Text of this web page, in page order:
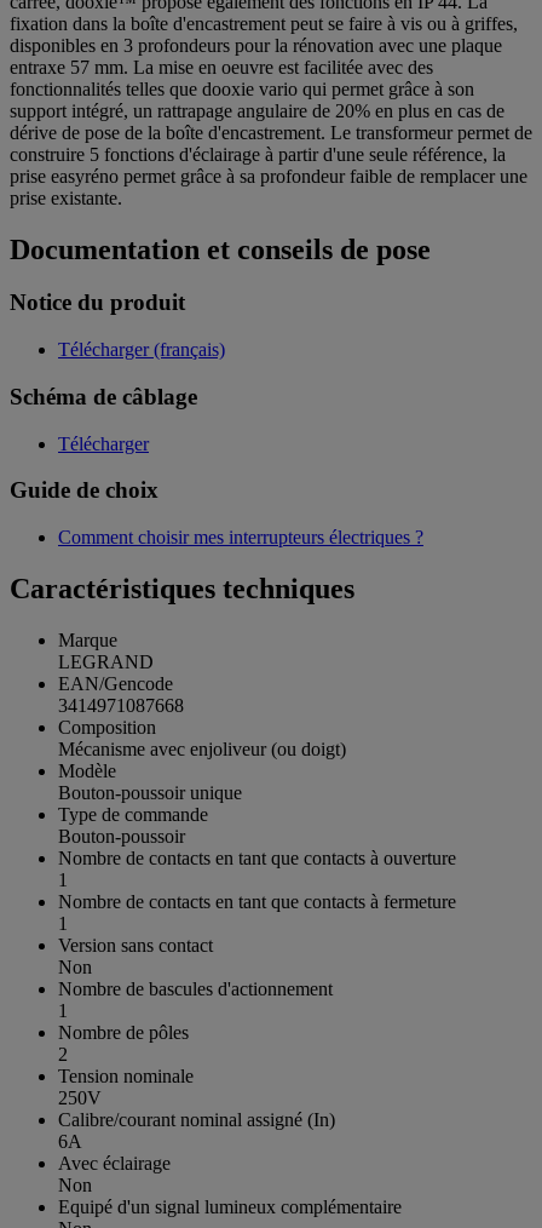
fixation dans la boîte d'encastrement peut se faire à vis ou à griffes,
disponibles en 3 profondeurs pour la rénovation avec une plaque
entraxe 57 mm. La mise en oeuvre est facilitée avec des
fonctionnalités telles que dooxie vario qui permet grâce à son
support intégré, un rattrapage angulaire de 20% en plus en cas de
dérive de pose de la boîte d'encastrement. Le transformeur permet de
construire 5 fonctions d'éclairage à partir d'une seule référence, la
prise easyréno permet grâce à sa profondeur faible de remplacer une
prise existante.
Documentation et conseils de pose
Notice du produit
Télécharger (français)
Schéma de câblage
Télécharger
Guide de choix
Comment choisir mes interrupteurs électriques ?
Caractéristiques techniques
Marque
LEGRAND
EAN/Gencode
3414971087668
Composition
Mécanisme avec enjoliveur (ou doigt)
Modèle
Bouton-poussoir unique
Type de commande
Bouton-poussoir
Nombre de contacts en tant que contacts à ouverture
1
Nombre de contacts en tant que contacts à fermeture
1
Version sans contact
Non
Nombre de bascules d'actionnement
1
Nombre de pôles
2
Tension nominale
250V
Calibre/courant nominal assigné (In)
6A
Avec éclairage
Non
Equipé d'un signal lumineux complémentaire